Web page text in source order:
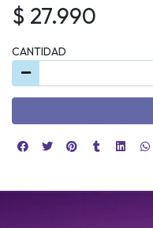
$ 27.990
CANTIDAD